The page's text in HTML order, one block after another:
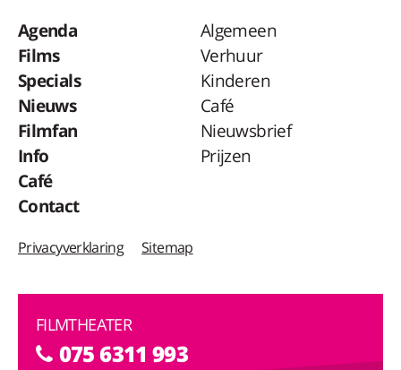
Agenda
Films
Specials
Nieuws
Filmfan
Info
Café
Contact
Algemeen
Verhuur
Kinderen
Café
Nieuwsbrief
Prijzen
Privacyverklaring Sitemap
FILMTHEATER
075 6311 993